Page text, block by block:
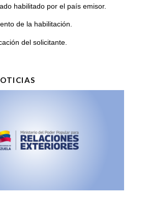
habilitado por el país emisor.
de la habilitación.
del solicitante.